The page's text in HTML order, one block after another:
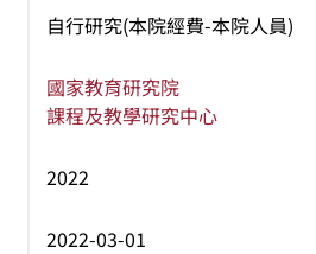
自行研究(本院經費-本院人員)
國家教育研究院
課程及教學研究中心
2022
2022-03-01